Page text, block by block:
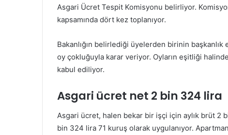
Asgari Ücret Tespit Komisyonu belirliyor.
kapsamında dört kez toplanıyor.
Bakanlığın belirlediği üyelerden birinin başkanlık
oy çokluğuyla karar veriyor. Oyların eşitliği
kabul ediliyor.
Asgari ücret net 2 bin 324 lira
Asgari ücret, halen bekar bir işçi için aylık brüt
bin 324 lira 71 kuruş olarak uygulanıyor.